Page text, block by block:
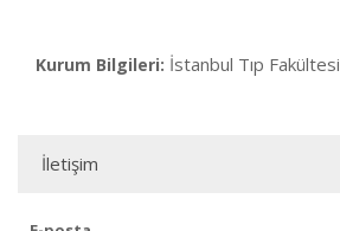
Kurum Bilgileri: İstanbul Tıp Fakültesi
İletişim